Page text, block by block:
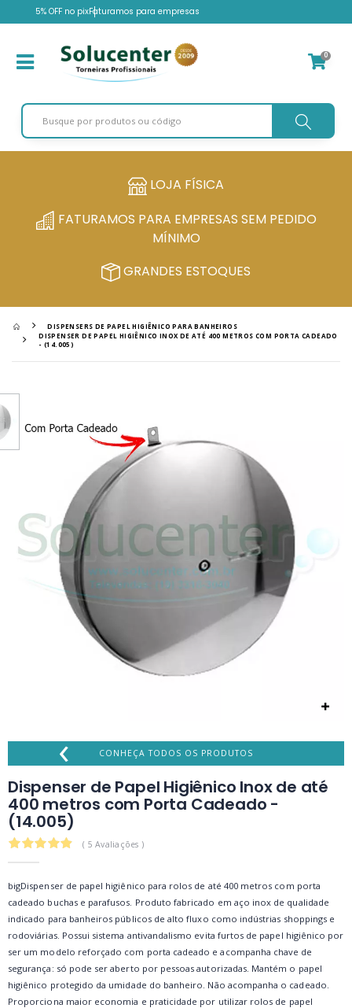
5% OFF no pixFaturamos para empresas
0
LOJA FÍSICA
FATURAMOS PARA EMPRESAS SEM PEDIDO
MÍNIMO
GRANDES ESTOQUES
DISPENSERS DE PAPEL HIGIÊNICO PARA BANHEIROS
DISPENSER DE PAPEL HIGIÊNICO INOX DE ATÉ 400 METROS COM PORTA CADEADO
- (14.005)
‹ CONHEÇA TODOS OS PRODUTOS
Dispenser de Papel Higiênico Inox de até
400 metros com Porta Cadeado -
(14.005)
4.8
( 5 Avaliações )
bigDispenser de papel higiênico para rolos de até 400 metros com porta
cadeado buchas e parafusos. Produto fabricado em aço inox de qualidade
indicado para banheiros públicos de alto fluxo como indústrias shoppings e
rodoviárias. Possui sistema antivandalismo evita furtos de papel higiênico por
ser um modelo reforçado com porta cadeado e acompanha chave de
segurança: só pode ser aberto por pessoas autorizadas. Mantém o papel
higiênico protegido da umidade do banheiro. Não acompanha o cadeado.
Proporciona maior economia e praticidade por utilizar rolos de papel